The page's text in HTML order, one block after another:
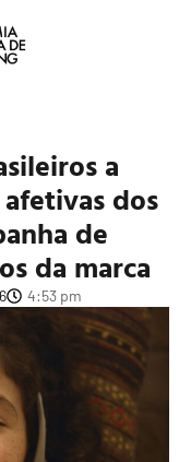
a
dos
de
da marca
4:53 pm